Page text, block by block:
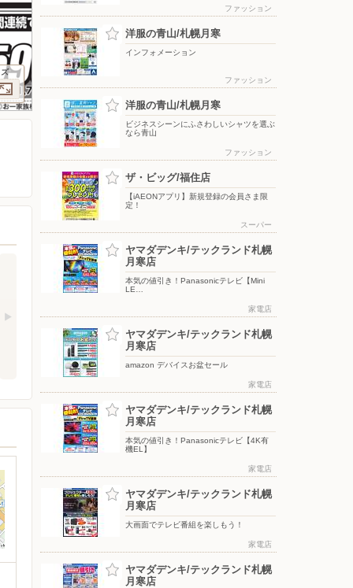
ファッション
洋服の青山/札幌月寒
インフォメーション
ファッション
洋服の青山/札幌月寒
ビジネスシーンにふさわしいシャツを選ぶ
なら青山
ファッション
ザ・ビッグ/福住店
【iAEONアプリ】新規登録の会員さま限
定！
スーパー
ヤマダデンキ/テックランド札幌
月寒店
本気の値引き！Panasonicテレビ【Mini
LE…
家電店
ヤマダデンキ/テックランド札幌
月寒店
amazon デバイスお盆セール
家電店
ヤマダデンキ/テックランド札幌
月寒店
本気の値引き！Panasonicテレビ【4K有
機EL】
家電店
ヤマダデンキ/テックランド札幌
月寒店
大画面でテレビ番組を楽しもう！
家電店
ヤマダデンキ/テックランド札幌
月寒店